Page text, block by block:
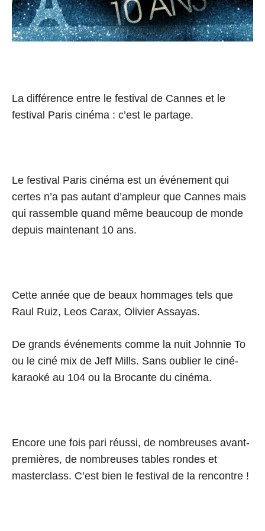
La différence entre le festival de Cannes et le
festival Paris cinéma : c’est le partage.
Le festival Paris cinéma est un événement qui
certes n’a pas autant d’ampleur que Cannes mais
qui rassemble quand même beaucoup de monde
depuis maintenant 10 ans.
Cette année que de beaux hommages tels que
Raul Ruiz, Leos Carax, Olivier Assayas.
De grands événements comme la nuit Johnnie To
ou le ciné mix de Jeff Mills. Sans oublier le ciné-
karaoké au 104 ou la Brocante du cinéma.
Encore une fois pari réussi, de nombreuses avant-
premières, de nombreuses tables rondes et
masterclass. C’est bien le festival de la rencontre !